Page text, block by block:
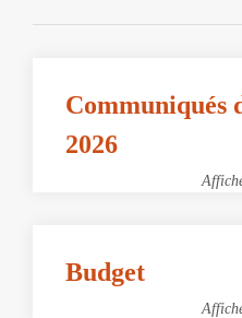
Communiqués
2026
Budget